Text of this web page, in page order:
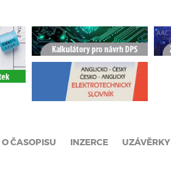
O ČASOPISU INZERCE UZÁVĚRKY